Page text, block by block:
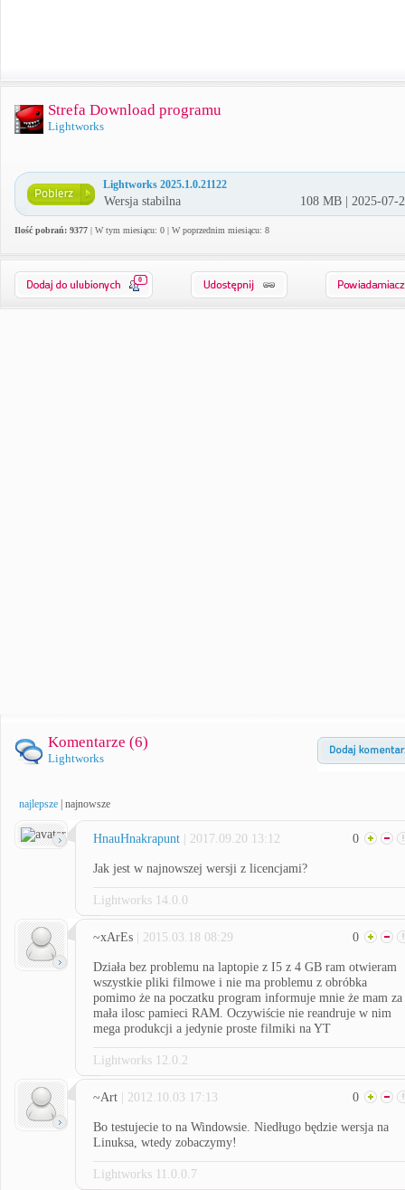
Strefa Download programu
Lightworks
Lightworks 2025.1.0.21122
Wersja stabilna 108 MB | 2025-07-
Ilość pobrań: 9377 | W tym miesiącu: 0 | W poprzednim miesiącu: 8
0
Komentarze (6)
Lightworks
najlepsze najnowsze
HnauHnakrapunt | 2017.09.20 13:12 0
Jak jest w najnowszej wersji z licencjami?
Lightworks 14.0.0
~xArEs | 2015.03.18 08:29 0
Działa bez problemu na laptopie z I5 z 4 GB ram otwieram
wszystkie pliki filmowe i nie ma problemu z obróbka
pomimo że na poczatku program informuje mnie że mam za
mała ilosc pamieci RAM. Oczywiście nie reandruje w nim
mega produkcji a jedynie proste filmiki na YT
Lightworks 12.0.2
~Art | 2012.10.03 17:13 0
Bo testujecie to na Windowsie. Niedługo będzie wersja na
Linuksa, wtedy zobaczymy!
Lightworks 11.0.0.7